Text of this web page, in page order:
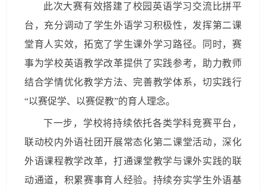
此次大赛有效搭建了校园英语学习交流比拼平
台，充分调动了学生外语学习积极性，发挥第二课
堂育人实效，拓宽了学生课外学习路径。同时，赛
事为学校英语教学改革提供了实践参考，助力教师
结合学情优化教学方法、完善教学体系，切实践行
“以赛促学、以赛促教”的育人理念。
下一步，学校将持续依托各类学科竞赛平台，
联动校内外语社团开展常态化第二课堂活动，深化
外语课程教学改革，打通课堂教学与课外实践的联
动通道，积累赛事育人经验。持续夯实学生外语基